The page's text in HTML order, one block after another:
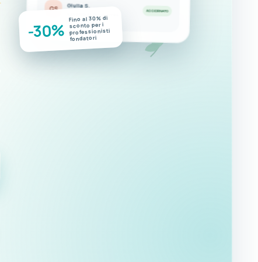
GS Giulia S.
AGGIORNATO
-30%
Fino al 30% di
sconto per i
professionisti
fondatori